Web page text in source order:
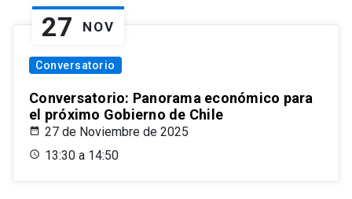
27 NOV
Conversatorio
Conversatorio: Panorama económico para
el próximo Gobierno de Chile
27 de Noviembre de 2025
13:30 a 14:50